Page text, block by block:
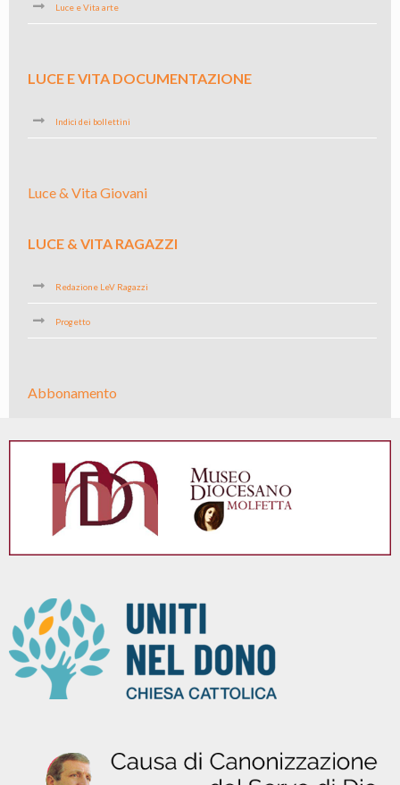
Luce e Vita arte
LUCE E VITA DOCUMENTAZIONE
Indici dei bollettini
Luce & Vita Giovani
LUCE & VITA RAGAZZI
Redazione LeV Ragazzi
Progetto
Abbonamento